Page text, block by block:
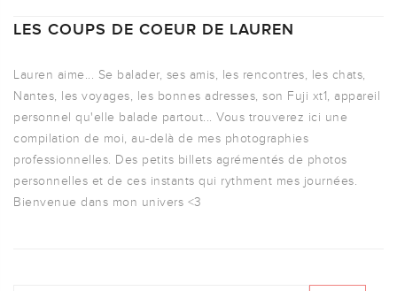
LES COUPS DE COEUR DE LAUREN
Lauren aime... Se balader, ses amis, les rencontres, les chats,
Nantes, les voyages, les bonnes adresses, son Fuji xt1, appareil
personnel qu'elle balade partout... Vous trouverez ici une
compilation de moi, au-delà de mes photographies
professionnelles. Des petits billets agrémentés de photos
personnelles et de ces instants qui rythment mes journées.
Bienvenue dans mon univers <3